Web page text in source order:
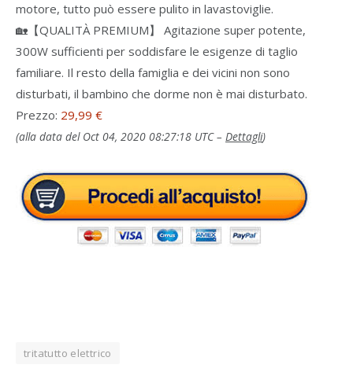
motore, tutto può essere pulito in lavastoviglie.
🏡【QUALITÀ PREMIUM】 Agitazione super potente,
300W sufficienti per soddisfare le esigenze di taglio
familiare. Il resto della famiglia e dei vicini non sono
disturbati, il bambino che dorme non è mai disturbato.
Prezzo: 29,99 €
(alla data del Oct 04, 2020 08:27:18 UTC – Dettagli)
tritatutto elettrico